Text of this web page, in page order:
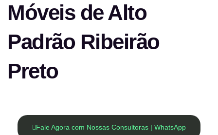
Móveis de Alto
Padrão Ribeirão
Preto
Fale Agora com Nossas Consultoras | WhatsApp